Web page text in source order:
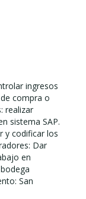
ingresos
compra o
realizar
sistema SAP.
y codificar los
Dar
en
San